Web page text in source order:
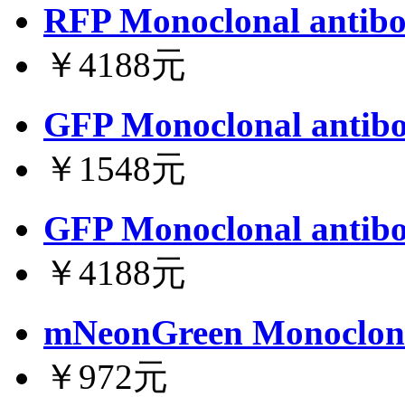
RFP Monoclonal
￥4188元
GFP Monoclonal
￥1548元
GFP Monoclonal
￥4188元
mNeonGreen
￥972元